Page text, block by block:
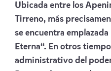
Ubicada entre los
Tirreno, más
se encuentra
Eterna“. En otros
administrativo del